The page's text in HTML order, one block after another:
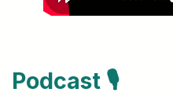
Podcast 🎙️